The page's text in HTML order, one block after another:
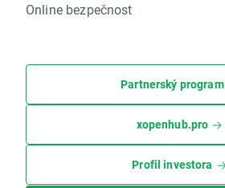
Online bezpečnost
Partnerský program
xopenhub.pro
Profil investora